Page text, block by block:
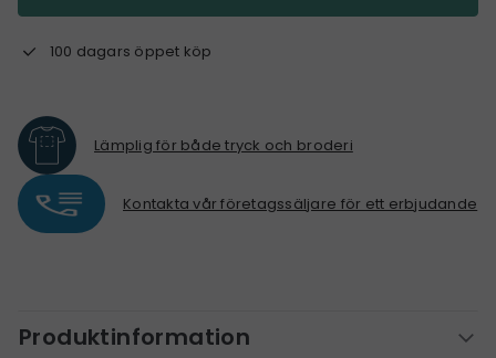
100 dagars öppet köp
Lämplig för både tryck och broderi
Kontakta vår företagssäljare för ett erbjudande
Produktinformation